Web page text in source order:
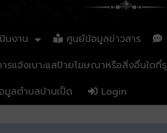
นงาน ศูนย์ข้อมูลข่าวสาร
รแจ้งเบาะแสป้ายโฆษณาหรือสิ่งอื่นใด
ลตำบลบ้านเป็ด Login